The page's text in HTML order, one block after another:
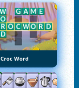
Croc Word